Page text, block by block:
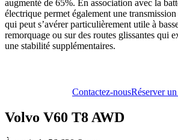
augmenté de 65%. En association avec la
électrique permet également une
qui peut s’avérer particulièrement utile à
remorquage ou sur des routes glissantes qui
une stabilité supplémentaires.
Contactez-nousRéserver un
Volvo V60 T8 AWD